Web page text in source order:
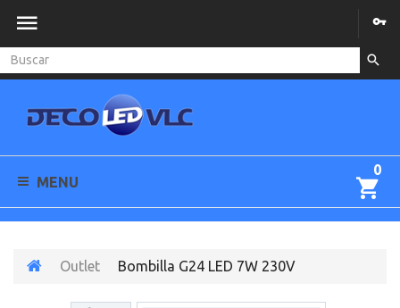
0
MENU
Outlet Bombilla G24 LED 7W 230V